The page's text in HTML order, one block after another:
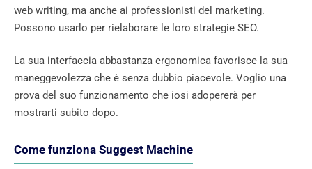
web writing, ma anche ai professionisti del marketing.
Possono usarlo per rielaborare le loro strategie SEO.
La sua interfaccia abbastanza ergonomica favorisce la sua
maneggevolezza che è senza dubbio piacevole. Voglio una
prova del suo funzionamento che iosi adopererà per
mostrarti subito dopo.
Come funziona Suggest Machine